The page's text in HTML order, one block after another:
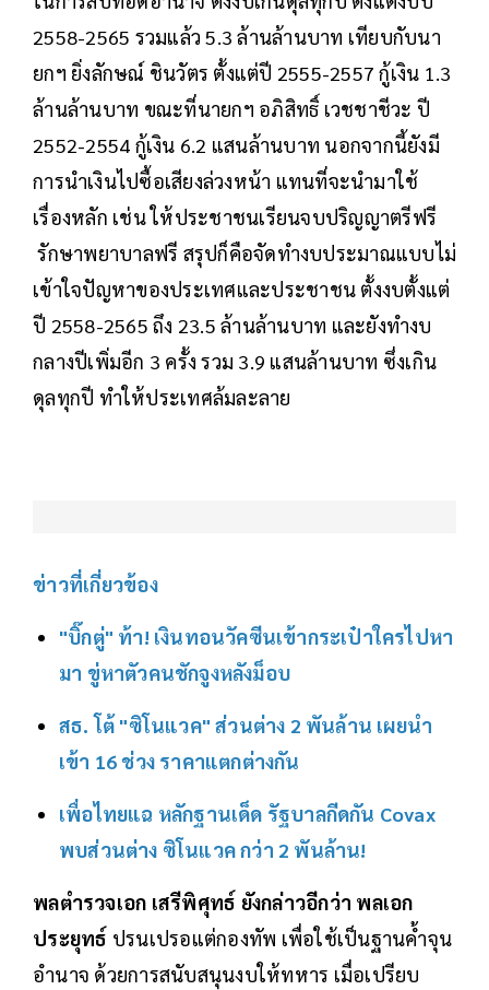
2558-2565 รวมแล้ว 5.3 ล้านล้านบาท เทียบกับนา
ยกฯ ยิ่งลักษณ์ ชินวัตร ตั้งแต่ปี 2555-2557 กู้เงิน 1.3
ล้านล้านบาท ขณะที่นายกฯ อภิสิทธิ์ เวชชาชีวะ ปี
2552-2554 กู้เงิน 6.2 แสนล้านบาท นอกจากนี้ยังมี
การนำเงินไปซื้อเสียงล่วงหน้า แทนที่จะนำมาใช้
เรื่องหลัก เช่น ให้ประชาชนเรียนจบปริญญาตรีฟรี
รักษาพยาบาลฟรี สรุปก็คือจัดทำงบประมาณแบบไม่
เข้าใจปัญหาของประเทศและประชาชน ตั้งงบตั้งแต่
ปี 2558-2565 ถึง 23.5 ล้านล้านบาท และยังทำงบ
กลางปีเพิ่มอีก 3 ครั้ง รวม 3.9 แสนล้านบาท ซึ่งเกิน
ดุลทุกปี ทำให้ประเทศล้มละลาย
ข่าวที่เกี่ยวข้อง
"บิ๊กตู่" ท้า! เงินทอนวัคซีนเข้ากระเป๋าใครไปหา
มา ขู่หาตัวคนชักจูงหลังม็อบ
สธ. โต้ "ซิโนแวค" ส่วนต่าง 2 พันล้าน เผยนำ
เข้า 16 ช่วง ราคาแตกต่างกัน
เพื่อไทยแฉ หลักฐานเด็ด รัฐบาลกีดกัน Covax
พบส่วนต่าง ซิโนแวค กว่า 2 พันล้าน!
พลตำรวจเอก เสรีพิศุทธ์ ยังกล่าวอีกว่า พลเอก
ประยุทธ์ ปรนเปรอแต่กองทัพ เพื่อใช้เป็นฐานค้ำจุน
อำนาจ ด้วยการสนับสนุนงบให้ทหาร เมื่อเปรียบ